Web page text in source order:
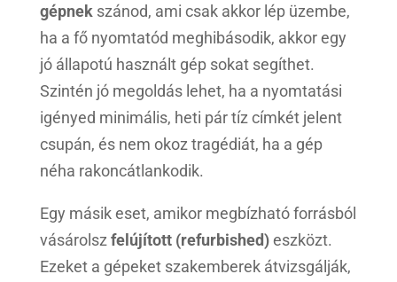
gépnekszánod, ami csak akkor lép üzembe,
ha a fő nyomtatód meghibásodik, akkor egy
jó állapotú használt gép sokat segíthet.
Szintén jó megoldás lehet, ha a nyomtatási
igényed minimális, heti pár tíz címkét jelent
csupán, és nem okoz tragédiát, ha a gép
néha rakoncátlankodik.
Egy másik eset, amikor megbízható forrásból
vásárolsz felújított (refurbished)eszközt.
Ezeket a gépeket szakemberek átvizsgálják,